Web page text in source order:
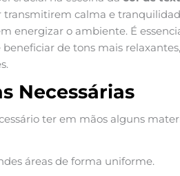
transmitirem calma e
energizar o ambiente. É
de tons mais
Necessárias
ter em mãos alguns
áreas de forma uniforme.